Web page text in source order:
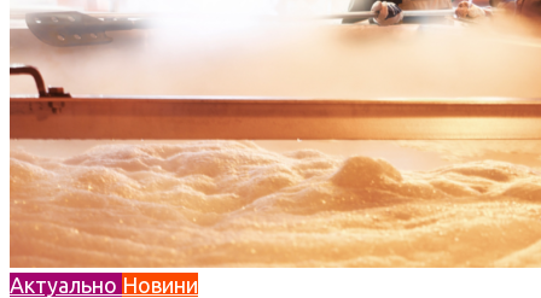
Актуально Новини